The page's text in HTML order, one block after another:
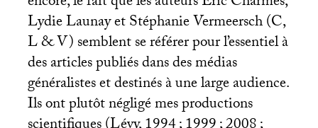
Lydie Launay et Stéphanie Vermeersch (C,
L & V) semblent se référer pour l’essentiel à
des articles publiés dans des médias
généralistes et destinés à une large audience.
Ils ont plutôt négligé mes productions